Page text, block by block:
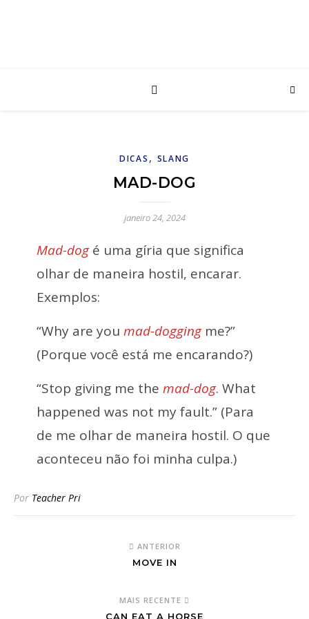
DICAS , SLANG
MAD-DOG
janeiro 24, 2024
Mad-dogé uma gíria que significa
olhar de maneira hostil, encarar.
Exemplos:
“Why are you mad-doggingme?”
(Porque você está me encarando?)
“Stop giving me the mad-dog. What
happened was not my fault.” (Para
de me olhar de maneira hostil. O que
aconteceu não foi minha culpa.)
Por Teacher Pri
ANTERIOR
MOVE IN
MAIS RECENTE
CAN EAT A HORSE